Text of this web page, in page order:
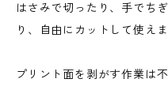
はさみで切ったり、手でち
り、自由にカットして使えま
プリント面を剥がす作業は不